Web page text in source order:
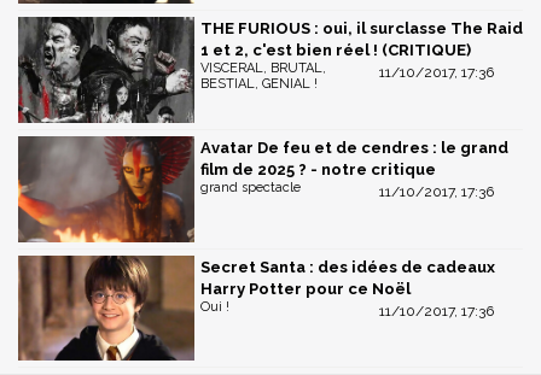
THE FURIOUS : oui, il surclasse The Raid
1 et 2, c'est bien réel ! (CRITIQUE)
11/10/2017, 17:36
VISCERAL, BRUTAL,
BESTIAL, GENIAL !
Avatar De feu et de cendres : le grand
film de 2025 ? - notre critique
11/10/2017, 17:36
grand spectacle
Secret Santa : des idées de cadeaux
Harry Potter pour ce Noël
11/10/2017, 17:36
Oui !